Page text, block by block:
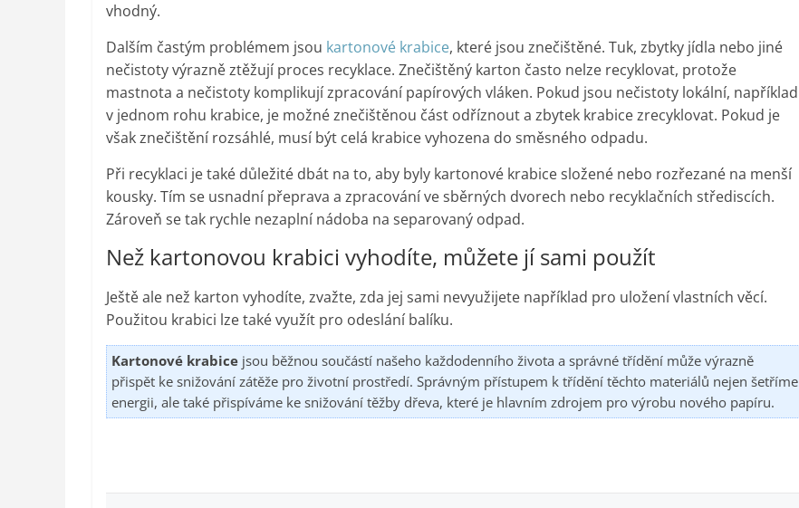
vhodný.
Dalším častým problémem jsou kartonové krabice, které jsou znečištěné. Tuk, zbytky jídla nebo jiné
nečistoty výrazně ztěžují proces recyklace. Znečištěný karton často nelze recyklovat, protože
mastnota a nečistoty komplikují zpracování papírových vláken. Pokud jsou nečistoty lokální, například
v jednom rohu krabice, je možné znečištěnou část odříznout a zbytek krabice zrecyklovat. Pokud je
však znečištění rozsáhlé, musí být celá krabice vyhozena do směsného odpadu.
Při recyklaci je také důležité dbát na to, aby byly kartonové krabice složené nebo rozřezané na menší
kousky. Tím se usnadní přeprava a zpracování ve sběrných dvorech nebo recyklačních střediscích.
Zároveň se tak rychle nezaplní nádoba na separovaný odpad.
Než kartonovou krabici vyhodíte, můžete jí sami použít
Ještě ale než karton vyhodíte, zvažte, zda jej sami nevyužijete například pro uložení vlastních věcí.
Použitou krabici lze také využít pro odeslání balíku.
Kartonové krabice jsou běžnou součástí našeho každodenního života a správné třídění může výrazně
přispět ke snižování zátěže pro životní prostředí. Správným přístupem k třídění těchto materiálů nejen šetříme
energii, ale také přispíváme ke snižování těžby dřeva, které je hlavním zdrojem pro výrobu nového papíru.